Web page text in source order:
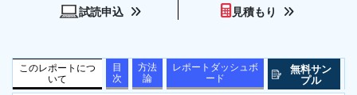
試読申込 見積もり
このレポートにつ
いて
目
次
方法
論
レポートダッシュボ
ード
無料サン
プル